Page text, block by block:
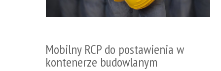
Mobilny RCP do postawienia w
kontenerze budowlanym